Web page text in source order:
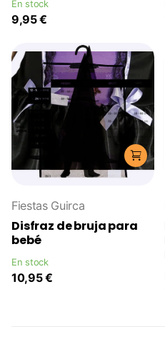
En stock
9,95 €
Fiestas Guirca
Disfraz de bruja para
bebé
En stock
10,95 €